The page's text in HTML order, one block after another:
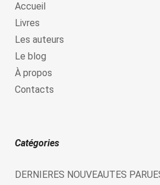
Accueil
Livres
Les auteurs
Le blog
À propos
Contacts
Catégories
DERNIERES NOUVEAUTES